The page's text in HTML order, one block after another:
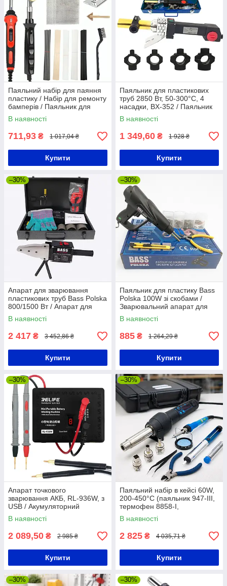
Паяльний набір для паяння
пластику / Набір для ремонту
бамперів / Паяльник для
паяння бамперів / Паяльник
В наявності
711,93 ₴ 1 017,04 ₴
Купити
Паяльник для пластикових
труб 2850 Вт, 50-300°C, 4
насадки, BX-352 / Паяльник
для труб / Паяльник для
пайки труб
В наявності
1 349,60 ₴ 1 928 ₴
Купити
–30%
Апарат для зварювання
пластикових труб Bass Polska
800/1500 Вт / Апарат для
спаювання пластикових труб
/ Паяльник для труб
В наявності
2 417 ₴ 3 452,86 ₴
Купити
–30%
Паяльник для пластику Bass
Polska 100W зі скобами /
Зварювальний апарат для
пластику / Паяльник для
пластику
В наявності
885 ₴ 1 264,29 ₴
Купити
–30%
Апарат точкового
зварювання АКБ, RL-936W, з
USB / Акумуляторний
паяльник з функцією
виявлення КЗ / Паяльник
В наявності
2 089,50 ₴ 2 985 ₴
Купити
–30%
Паяльний набір в кейсі 60W,
200-450°C (паяльник 947-III,
термофен 8858-I,
інструменти та розхідники)
WEP / Набір для паяння
В наявності
2 825 ₴ 4 035,71 ₴
Купити
–30% –30%